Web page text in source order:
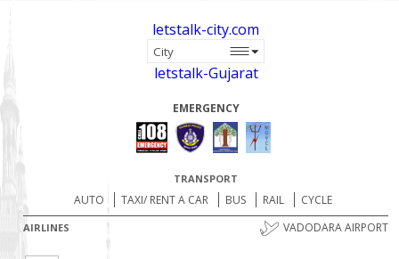
letstalk-city.com
letstalk-Gujarat
EMERGENCY
TRANSPORT
AUTO TAXI/ RENT A CAR BUS RAIL CYCLE
AIRLINES VADODARA AIRPORT